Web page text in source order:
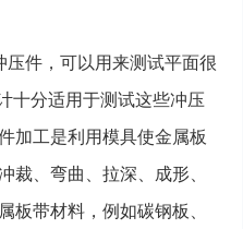
件，可以用来测试平面很
十分适用于测试这些冲压
加工是利用模具使金属板
裁、弯曲、拉深、成形、
板带材料，例如碳钢板、